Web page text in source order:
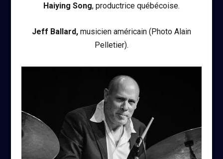
Haiying Song, productrice québécoise.
Jeff Ballard,musicien américain (Photo Alain
Pelletier).